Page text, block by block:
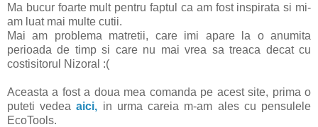
Ma bucur foarte mult pentru faptul ca am fost inspirata si mi-
am luat mai multe cutii.
Mai am problema matretii, care imi apare la o anumita
perioada de timp si care nu mai vrea sa treaca decat cu
costisitorul Nizoral :(
Aceasta a fost a doua mea comanda pe acest site, prima o
puteti vedeaaici, in urma careia m-am ales cu pensulele
EcoTools.